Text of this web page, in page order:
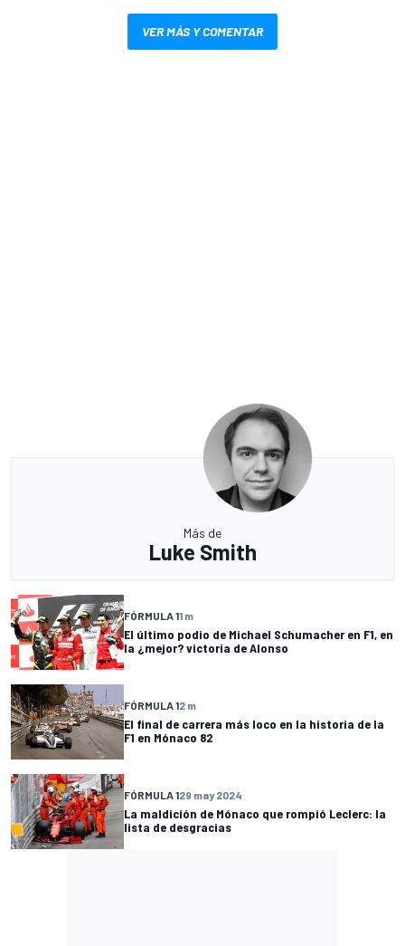
VER MÁS Y COMENTAR
Más de
Luke Smith
FÓRMULA 11 m
El último podio de Michael Schumacher en F1, en
la ¿mejor? victoria de Alonso
FÓRMULA 12 m
El final de carrera más loco en la historia de la
F1 en Mónaco 82
FÓRMULA 129 may 2024
La maldición de Mónaco que rompió Leclerc: la
lista de desgracias